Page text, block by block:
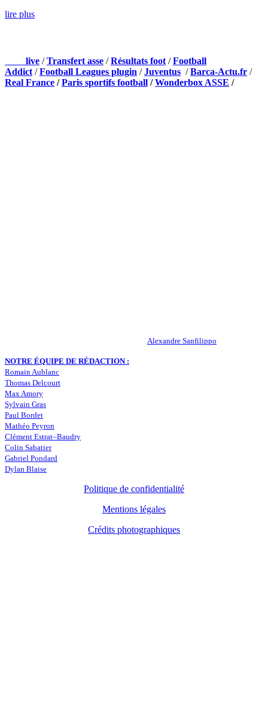
lire plus
live /Transfert asse /Résultats foot /Football
Addict /Football Leagues plugin /Juventus /Barca-Actu.fr /
Real France /Paris sportifs football /Wonderbox ASSE /
Alexandre Sanfilippo
NOTRE ÉQUIPE DE RÉDACTION :
Romain Aublanc
Thomas Delcourt
Max Amory
Sylvain Gras
Paul Bordet
Mathéo Peyron
Clément Estrat–Baudry
Colin Sabatier
Gabriel Pondard
Dylan Blaise
Politique de confidentialité
Mentions légales
Crédits photographiques